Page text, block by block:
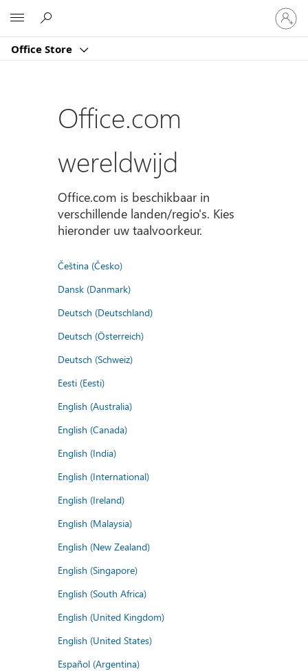
Office Store
Meld
je
aan
je
Office.com
wereldwijd
Office.com is beschikbaar in
verschillende landen/regio's. Kies
hieronder uw taalvoorkeur.
Čeština (Česko)
Dansk (Danmark)
Deutsch (Deutschland)
Deutsch (Österreich)
Deutsch (Schweiz)
Eesti (Eesti)
English (Australia)
English (Canada)
English (India)
English (International)
English (Ireland)
English (Malaysia)
English (New Zealand)
English (Singapore)
English (South Africa)
English (United Kingdom)
English (United States)
Español (Argentina)